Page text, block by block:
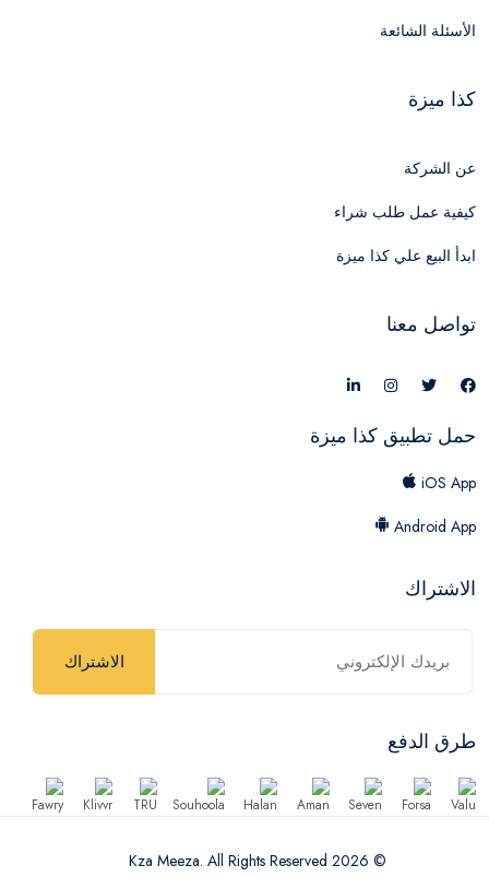
الأسئلة الشائعة
كذا ميزة
عن الشركة
كيفية عمل طلب شراء
ابدأ البيع علي كذا ميزة
تواصل معنا
حمل تطبيق كذا ميزة
iOS App
Android App
الاشتراك
الاشتراك
طرق الدفع
© 2026 Kza Meeza. All Rights Reserved